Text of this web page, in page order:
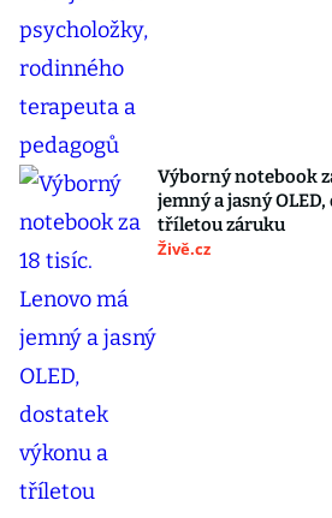
Výborný notebook
jemný a jasný
tříletou záruku
Živě.cz